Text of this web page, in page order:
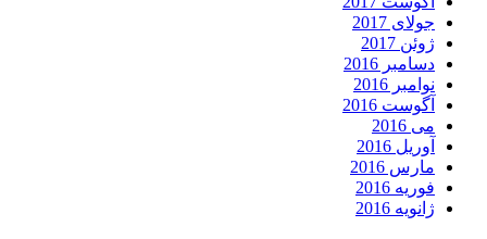
جولای 2017
ژوئن 2017
دسامبر 2016
نوامبر 2016
آگوست 2016
می 2016
آوریل 2016
مارس 2016
فوریه 2016
ژانویه 2016